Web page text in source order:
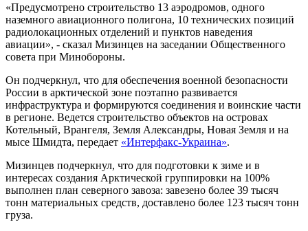
«Предусмотрено строительство 13 аэродромов, одного
наземного авиационного полигона, 10 технических позиций
радиолокационных отделений и пунктов наведения
авиации», - сказал Мизинцев на заседании Общественного
совета при Минобороны.
Он подчеркнул, что для обеспечения военной безопасности
России в арктической зоне поэтапно развивается
инфраструктура и формируются соединения и воинские части
в регионе. Ведется строительство объектов на островах
Котельный, Врангеля, Земля Александры, Новая Земля и на
мысе Шмидта, передает «Интерфакс-Украина».
Мизинцев подчеркнул, что для подготовки к зиме и в
интересах создания Арктической группировки на 100%
выполнен план северного завоза: завезено более 39 тысяч
тонн материальных средств, доставлено более 123 тысяч тонн
груза.